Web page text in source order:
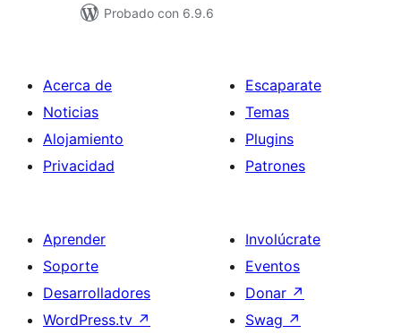
Probado con 6.9.6
Acerca de
Noticias
Alojamiento
Privacidad
Escaparate
Temas
Plugins
Patrones
Aprender
Soporte
Desarrolladores
WordPress.tv ↗
Involúcrate
Eventos
Donar ↗
Swag ↗